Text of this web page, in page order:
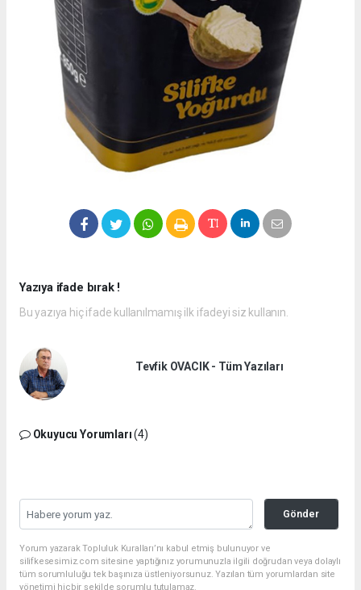
Yazıya ifade bırak !
Bu yazıya hiç ifade kullanılmamış ilk ifadeyi siz kullanın.
Tevfik OVACIK - Tüm Yazıları
Okuyucu Yorumları(4)
Gönder
Yorum yazarak Topluluk Kuralları’nı kabul etmiş bulunuyor ve
silifkesesimiz.com sitesine yaptığınız yorumunuzla ilgili doğrudan veya dolaylı
tüm sorumluluğu tek başınıza üstleniyorsunuz. Yazılan tüm yorumlardan site
yönetimi hiçbir şekilde sorumlu tutulamaz.